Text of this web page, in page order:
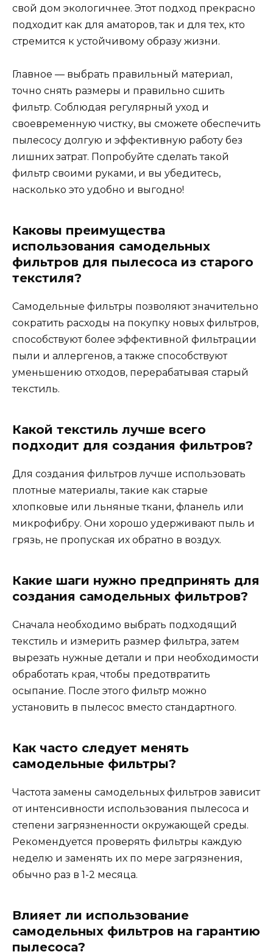
свой дом экологичнее. Этот подход прекрасно
подходит как для аматоров, так и для тех, кто
стремится к устойчивому образу жизни.
Главное — выбрать правильный материал,
точно снять размеры и правильно сшить
фильтр. Соблюдая регулярный уход и
своевременную чистку, вы сможете обеспечить
пылесосу долгую и эффективную работу без
лишних затрат. Попробуйте сделать такой
фильтр своими руками, и вы убедитесь,
насколько это удобно и выгодно!
Каковы преимущества
использования самодельных
фильтров для пылесоса из старого
текстиля?
Самодельные фильтры позволяют значительно
сократить расходы на покупку новых фильтров,
способствуют более эффективной фильтрации
пыли и аллергенов, а также способствуют
уменьшению отходов, перерабатывая старый
текстиль.
Какой текстиль лучше всего
подходит для создания фильтров?
Для создания фильтров лучше использовать
плотные материалы, такие как старые
хлопковые или льняные ткани, фланель или
микрофибру. Они хорошо удерживают пыль и
грязь, не пропуская их обратно в воздух.
Какие шаги нужно предпринять для
создания самодельных фильтров?
Сначала необходимо выбрать подходящий
текстиль и измерить размер фильтра, затем
вырезать нужные детали и при необходимости
обработать края, чтобы предотвратить
осыпание. После этого фильтр можно
установить в пылесос вместо стандартного.
Как часто следует менять
самодельные фильтры?
Частота замены самодельных фильтров зависит
от интенсивности использования пылесоса и
степени загрязненности окружающей среды.
Рекомендуется проверять фильтры каждую
неделю и заменять их по мере загрязнения,
обычно раз в 1-2 месяца.
Влияет ли использование
самодельных фильтров на гарантию
пылесоса?